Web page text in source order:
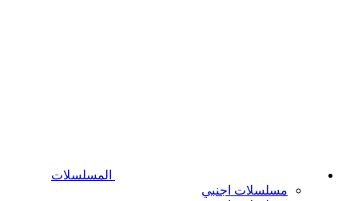
المسلسلات
مسلسلات اجنبي